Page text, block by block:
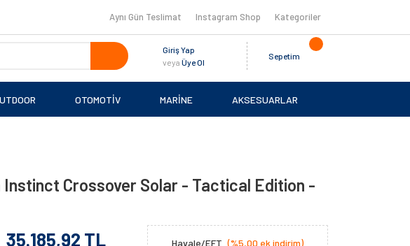
Aynı Gün Teslimat Instagram Shop Kategoriler
Giriş Yap
veya Üye Ol
Sepetim
OTOMOTİV MARİNE AKSESUARLAR
Instinct Crossover Solar - Tactical Edition -
35.185,92 TL Havale/EFT (%5,00 ek indirim)